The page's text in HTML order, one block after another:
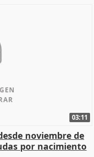
03:11
noviembre de
por nacimiento